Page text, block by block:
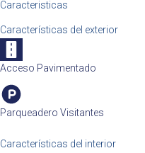
Caracteristicas
Características del exterior
Acceso Pavimentado
Parqueadero Visitantes
Características del interior